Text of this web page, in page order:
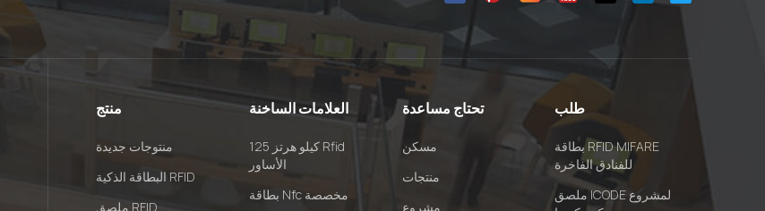
منتج
منتوجات جديدة
البطاقة الذكية RFID
ملصق RFID
العلامات الساخنة
125 كيلو هرتز Rfid
الأساور
بطاقة Nfc مخصصة
تحتاج مساعدة
مسكن
منتجات
مشروع
طلب
بطاقة RFID MIFARE
للفنادق الفاخرة
ملصق ICODE لمشروع